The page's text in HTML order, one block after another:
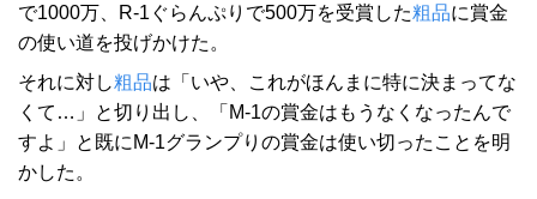
で1000万、R-1ぐらんぷりで500万を受賞した粗品に賞金
の使い道を投げかけた。
それに対し粗品は「いや、これがほんまに特に決まってな
くて…」と切り出し、「M-1の賞金はもうなくなったんで
すよ」と既にM-1グランプりの賞金は使い切ったことを明
かした。